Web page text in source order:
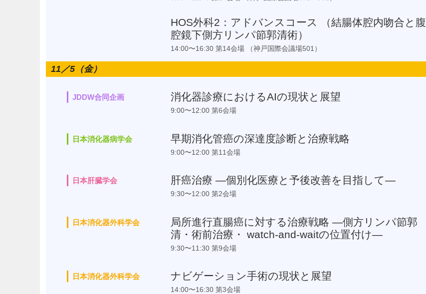
HOS外科2：アドバンスコース （結腸体腔内吻合と腹
腔鏡下側方リンパ節郭清術）
14:00〜16:30 第14会場 （神戸国際会議場501）
11／5（金）
JDDW合同企画 消化器診療におけるAIの現状と展望
9:00〜12:00 第6会場
日本消化器病学会 早期消化管癌の深達度診断と治療戦略
9:00〜12:00 第11会場
日本肝臓学会 肝癌治療 ―個別化医療と予後改善を目指して―
9:30〜12:00 第2会場
日本消化器外科学会
局所進行直腸癌に対する治療戦略 ―側方リンパ節郭
清・術前治療・ watch-and-waitの位置付け―
9:30〜11:30 第9会場
日本消化器外科学会 ナビゲーション手術の現状と展望
14:00〜16:30 第3会場